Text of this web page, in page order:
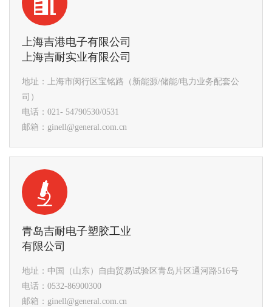
上海吉港电子有限公司
上海吉耐实业有限公司
地址：上海市闵行区宝铭路（新能源/储能/电力业务配套公
司）
电话：021- 54790530/0531
邮箱：ginell@general.com.cn
青岛吉耐电子塑胶工业
有限公司
地址：中国（山东）自由贸易试验区青岛片区通河路516号
电话：0532-86900300
邮箱：ginell@general.com.cn